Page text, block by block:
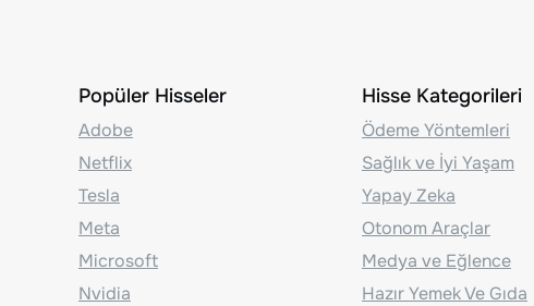
Popüler Hisseler
Adobe
Netflix
Tesla
Meta
Microsoft
Nvidia
Hisse Kategorileri
Ödeme Yöntemleri
Sağlık ve İyi Yaşam
Yapay Zeka
Otonom Araçlar
Medya ve Eğlence
Hazır Yemek Ve Gıda